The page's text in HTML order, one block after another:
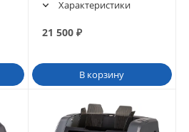
Характеристики
21 500₽
В корзину